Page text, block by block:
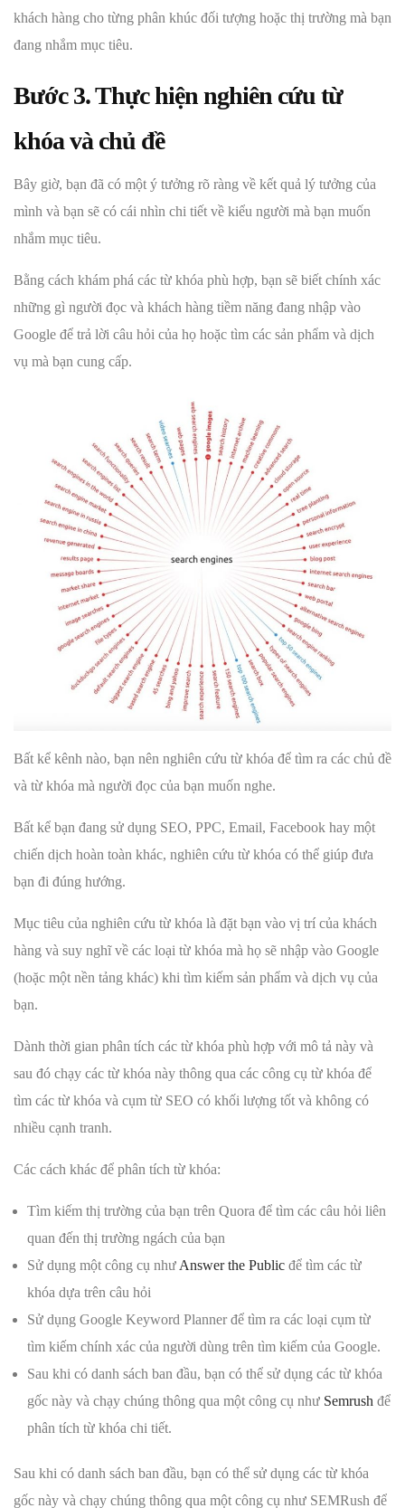
khách hàng cho từng phân khúc đối tượng hoặc thị trường mà bạn
đang nhắm mục tiêu.
Bước 3. Thực hiện nghiên cứu từ
khóa và chủ đề
Bây giờ, bạn đã có một ý tưởng rõ ràng về kết quả lý tưởng của
mình và bạn sẽ có cái nhìn chi tiết về kiểu người mà bạn muốn
nhắm mục tiêu.
Bằng cách khám phá các từ khóa phù hợp, bạn sẽ biết chính xác
những gì người đọc và khách hàng tiềm năng đang nhập vào
Google để trả lời câu hỏi của họ hoặc tìm các sản phẩm và dịch
vụ mà bạn cung cấp.
Bất kể kênh nào, bạn nên nghiên cứu từ khóa để tìm ra các chủ đề
và từ khóa mà người đọc của bạn muốn nghe.
Bất kể bạn đang sử dụng SEO, PPC, Email, Facebook hay một
chiến dịch hoàn toàn khác, nghiên cứu từ khóa có thể giúp đưa
bạn đi đúng hướng.
Mục tiêu của nghiên cứu từ khóa là đặt bạn vào vị trí của khách
hàng và suy nghĩ về các loại từ khóa mà họ sẽ nhập vào Google
(hoặc một nền tảng khác) khi tìm kiếm sản phẩm và dịch vụ của
bạn.
Dành thời gian phân tích các từ khóa phù hợp với mô tả này và
sau đó chạy các từ khóa này thông qua các công cụ từ khóa để
tìm các từ khóa và cụm từ SEO có khối lượng tốt và không có
nhiều cạnh tranh.
Các cách khác để phân tích từ khóa:
Tìm kiếm thị trường của bạn trên Quora để tìm các câu hỏi liên
quan đến thị trường ngách của bạn
Sử dụng một công cụ như Answer the Public để tìm các từ
khóa dựa trên câu hỏi
Sử dụng Google Keyword Planner để tìm ra các loại cụm từ
tìm kiếm chính xác của người dùng trên tìm kiếm của Google.
Sau khi có danh sách ban đầu, bạn có thể sử dụng các từ khóa
gốc này và chạy chúng thông qua một công cụ như Semrush để
phân tích từ khóa chi tiết.
Sau khi có danh sách ban đầu, bạn có thể sử dụng các từ khóa
gốc này và chạy chúng thông qua một công cụ như SEMRush để